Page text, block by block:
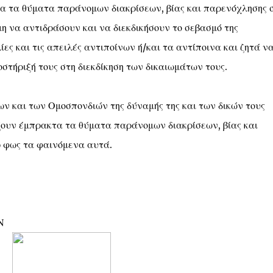
Ε.Ε. αλλά και παγκοσμίως, που προχώρησε στην
και της παρενόχλησης στον κόσμο της εργασίας»).
ως προς τη διαμόρφωση του κατάλληλου και
βίας και παρενόχλησης στην εργασία, λαμβάνοντας
η ΓΣΕΕ, μέσω των Εργατικών Κέντρων και των
μελών, οι καταγγελίες περιστατικών βίας και
με εκδικητικές ενέργειες σε βάρος των
Ανωτάτου Συμβουλίου Εργασίας και του
Εργασίας, τα οποία το Υπουργείο Εργασίας και
τα θύματα παράνομων διακρίσεων, βίας και παρενόχλησης
να αντιδράσουν και να διεκδικήσουν το σεβασμό της
και τις απειλές αντιποίνων ή/και τα αντίποινα και ζητά
τους στη διεκδίκηση των δικαιωμάτων τους.
των Ομοσπονδιών της δύναμής της και των δικών τους
έμπρακτα τα θύματα παράνομων διακρίσεων, βίας και
φως τα φαινόμενα αυτά.